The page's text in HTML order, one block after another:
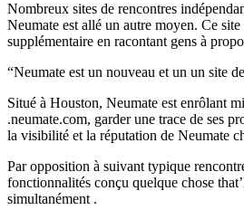
Nombreux sites de rencontres
Neumate est allé un autre moyen. Ce
supplémentaire en racontant gens à
“Neumate est un nouveau et un un site
Situé à Houston, Neumate est enrôlant
.neumate.com, garder une trace de ses
la visibilité et la réputation de Neumate
Par opposition à suivant typique
fonctionnalités conçu quelque chose
simultanément .